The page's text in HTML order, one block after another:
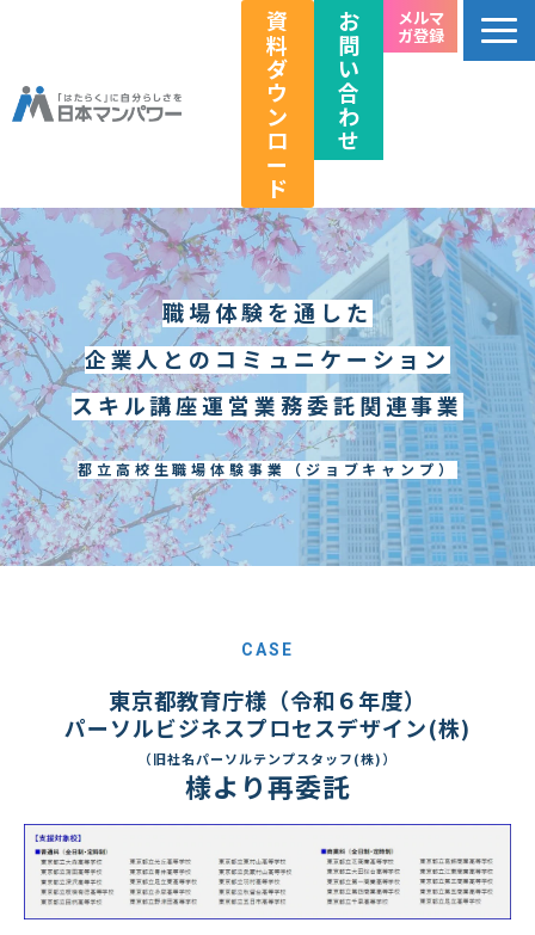
資
料
ダ
ウ
ン
ロ
ー
ド
お
問
い
合
わ
せ
メルマ
ガ登録
個人のお客様向け
法人のお客様向け
教育関係者向け
HRフェス／イベント情報
キャリアのこれから研究所
企業情報
採用情報
職場体験を通した
企業人とのコミュニケーション
スキル講座運営業務委託関連事業
都立高校生職場体験事業 （ジョブキャンプ）
CASE
東京都教育庁様（令和６年度）
パーソルビジネスプロセスデザイン(株)
（旧社名パーソルテンプスタッフ(株)）
様より再委託